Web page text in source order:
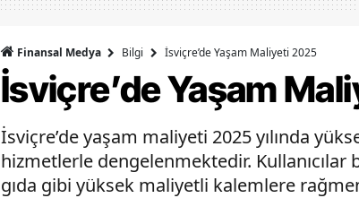
Finansal Medya Bilgi İsviçre’de Yaşam Maliyeti 2025
İsviçre’de Yaşam
İsviçre’de yaşam maliyeti 2025 yılında
hizmetlerle dengelenmektedir. Kullanıcılar
gıda gibi yüksek maliyetli kalemlere